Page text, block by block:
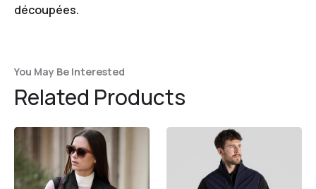
découpées.
You May Be Interested
Related Products